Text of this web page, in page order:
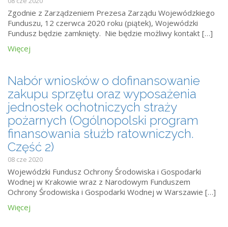
Zgodnie z Zarządzeniem Prezesa Zarządu Wojewódzkiego
Funduszu, 12 czerwca 2020 roku (piątek), Wojewódzki
Fundusz będzie zamknięty. Nie będzie możliwy kontakt […]
Więcej
Nabór wniosków o dofinansowanie
zakupu sprzętu oraz wyposażenia
jednostek ochotniczych straży
pożarnych (Ogólnopolski program
finansowania służb ratowniczych.
Część 2)
08 cze 2020
Wojewódzki Fundusz Ochrony Środowiska i Gospodarki
Wodnej w Krakowie wraz z Narodowym Funduszem
Ochrony Środowiska i Gospodarki Wodnej w Warszawie […]
Więcej